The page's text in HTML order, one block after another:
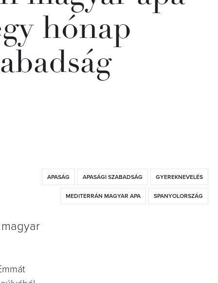
hónap
APASÁG APASÁGI SZABADSÁG GYEREKNEVELÉS
MEDITERRÁN MAGYAR APA SPANYOLORSZÁG